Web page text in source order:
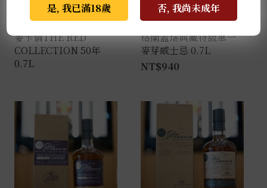
麥卡倫THE RED
COLLECTION 50年
0.7L
格蘭蓋瑞典藏特級單一
麥芽威士忌 0.7L
NT$940
是, 我已滿18歲 否, 我尚未成年